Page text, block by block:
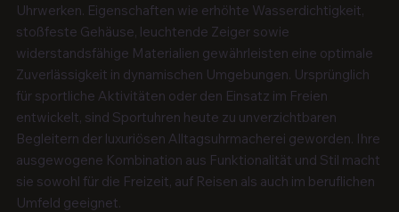
Uhrwerken. Eigenschaften wie erhöhte Wasserdichtigkeit,
stoßfeste Gehäuse, leuchtende Zeiger sowie
widerstandsfähige Materialien gewährleisten eine optimale
Zuverlässigkeit in dynamischen Umgebungen. Ursprünglich
für sportliche Aktivitäten oder den Einsatz im Freien
entwickelt, sind Sportuhren heute zu unverzichtbaren
Begleitern der luxuriösen Alltagsuhrmacherei geworden. Ihre
ausgewogene Kombination aus Funktionalität und Stil macht
sie sowohl für die Freizeit, auf Reisen als auch im beruflichen
Umfeld geeignet.